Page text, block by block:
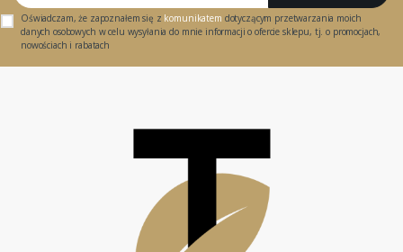
Oświadczam, że zapoznałem się z komunikatem dotyczącym przetwarzania moich
danych osobowych w celu wysyłania do mnie informacji o ofercie sklepu, tj. o promocjach,
nowościach i rabatach